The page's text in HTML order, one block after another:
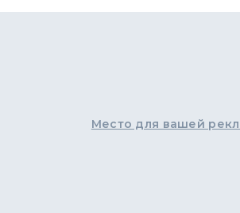
Место для вашей